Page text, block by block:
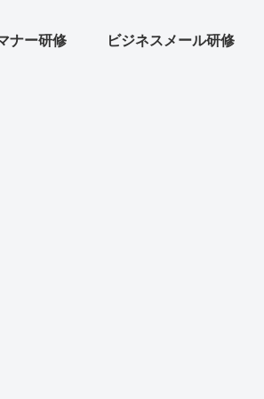
ナー研修 ビジネスメール研修